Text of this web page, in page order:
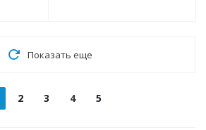
Показать еще
2 3 4 5